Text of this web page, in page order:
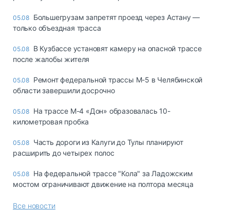
05.08 Большегрузам запретят проезд через Астану —
только объездная трасса
05.08 В Кузбассе установят камеру на опасной трассе
после жалобы жителя
05.08 Ремонт федеральной трассы М-5 в Челябинской
области завершили досрочно
05.08 На трассе М-4 «Дон» образовалась 10-
километровая пробка
05.08 Часть дороги из Калуги до Тулы планируют
расширить до четырех полос
05.08 На федеральной трассе "Кола" за Ладожским
мостом ограничивают движение на полтора месяца
Все новости